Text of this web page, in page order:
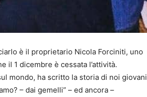
è il proprietario Nicola Forciniti, uno
il 1 dicembre è cessata l’attività.
mondo, ha scritto la storia di noi giovani
– dai gemelli” – ed ancora –